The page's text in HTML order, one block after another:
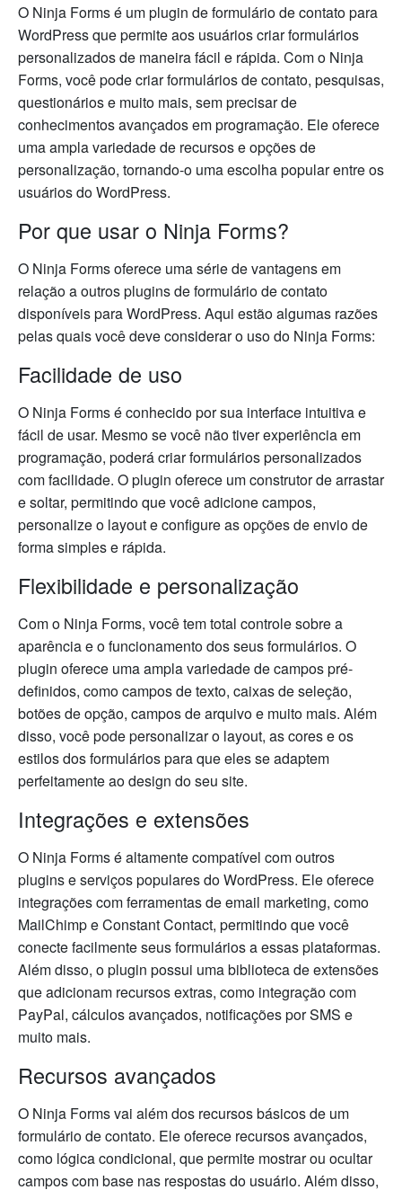
O Ninja Forms é um plugin de formulário de contato para
WordPress que permite aos usuários criar formulários
personalizados de maneira fácil e rápida. Com o Ninja
Forms, você pode criar formulários de contato, pesquisas,
questionários e muito mais, sem precisar de
conhecimentos avançados em programação. Ele oferece
uma ampla variedade de recursos e opções de
personalização, tornando-o uma escolha popular entre os
usuários do WordPress.
Por que usar o Ninja Forms?
O Ninja Forms oferece uma série de vantagens em
relação a outros plugins de formulário de contato
disponíveis para WordPress. Aqui estão algumas razões
pelas quais você deve considerar o uso do Ninja Forms:
Facilidade de uso
O Ninja Forms é conhecido por sua interface intuitiva e
fácil de usar. Mesmo se você não tiver experiência em
programação, poderá criar formulários personalizados
com facilidade. O plugin oferece um construtor de arrastar
e soltar, permitindo que você adicione campos,
personalize o layout e configure as opções de envio de
forma simples e rápida.
Flexibilidade e personalização
Com o Ninja Forms, você tem total controle sobre a
aparência e o funcionamento dos seus formulários. O
plugin oferece uma ampla variedade de campos pré-
definidos, como campos de texto, caixas de seleção,
botões de opção, campos de arquivo e muito mais. Além
disso, você pode personalizar o layout, as cores e os
estilos dos formulários para que eles se adaptem
perfeitamente ao design do seu site.
Integrações e extensões
O Ninja Forms é altamente compatível com outros
plugins e serviços populares do WordPress. Ele oferece
integrações com ferramentas de email marketing, como
MailChimp e Constant Contact, permitindo que você
conecte facilmente seus formulários a essas plataformas.
Além disso, o plugin possui uma biblioteca de extensões
que adicionam recursos extras, como integração com
PayPal, cálculos avançados, notificações por SMS e
muito mais.
Recursos avançados
O Ninja Forms vai além dos recursos básicos de um
formulário de contato. Ele oferece recursos avançados,
como lógica condicional, que permite mostrar ou ocultar
campos com base nas respostas do usuário. Além disso,